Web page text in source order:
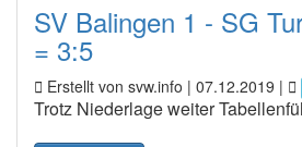
SV Balingen 1 - SG
= 3:5
Erstellt von svw.info | 07.12.2019 |
Trotz Niederlage weiter